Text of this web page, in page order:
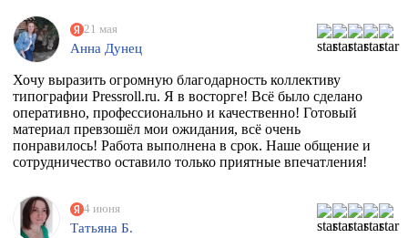
21 мая
Анна Дунец
Хочу выразить огромную благодарность коллективу
типографии Pressroll.ru. Я в восторге! Всё было сделано
оперативно, профессионально и качественно! Готовый
материал превзошёл мои ожидания, всё очень
понравилось! Работа выполнена в срок. Наше общение и
сотрудничество оставило только приятные впечатления!
4 июня
Татьяна Б.